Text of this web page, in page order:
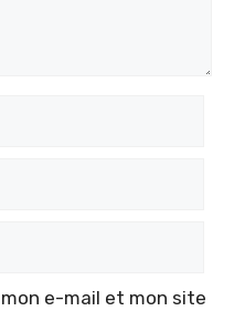
e-mail et mon site